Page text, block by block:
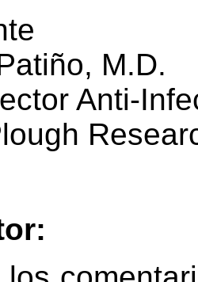
M.D.
Anti-